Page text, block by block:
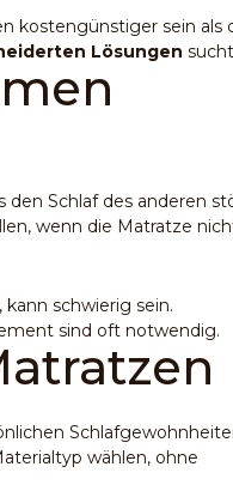
kostengünstiger sein als
Lösungen
Schlaf des anderen
wenn die Matratze
schwierig sein.
sind oft notwendig.
wählen, ohne